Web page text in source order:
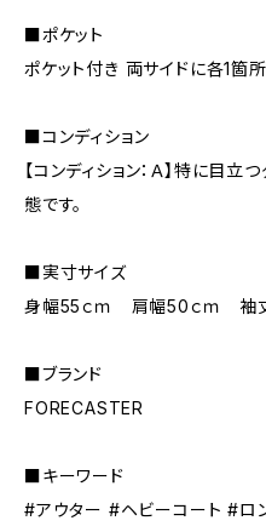
■ポケット
ポケット付き 両サイドに各1箇所
■コンディション
【コンディション：Ａ】特に目立
態です。
■実寸サイズ
身幅55ｃｍ 肩幅50ｃｍ 袖
■ブランド
FORECASTER
■キーワード
#アウター #ヘビーコート #ロ